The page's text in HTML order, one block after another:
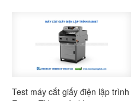
Test máy cắt giấy điện lập trình